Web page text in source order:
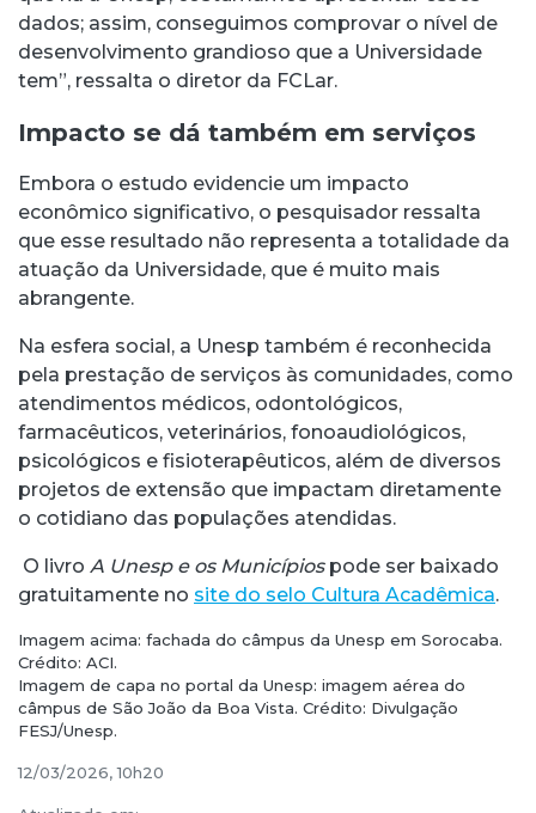
dados; assim, conseguimos comprovar o nível de
desenvolvimento grandioso que a Universidade
tem”, ressalta o diretor da FCLar.
Impacto se dá também em serviços
Embora o estudo evidencie um impacto
econômico significativo, o pesquisador ressalta
que esse resultado não representa a totalidade da
atuação da Universidade, que é muito mais
abrangente.
Na esfera social, a Unesp também é reconhecida
pela prestação de serviços às comunidades, como
atendimentos médicos, odontológicos,
farmacêuticos, veterinários, fonoaudiológicos,
psicológicos e fisioterapêuticos, além de diversos
projetos de extensão que impactam diretamente
o cotidiano das populações atendidas.
O livro A Unesp e os Municípiospode ser baixado
gratuitamente no site do selo Cultura Acadêmica.
Imagem acima: fachada do câmpus da Unesp em Sorocaba.
Crédito: ACI.
Imagem de capa no portal da Unesp: imagem aérea do
câmpus de São João da Boa Vista. Crédito: Divulgação
FESJ/Unesp.
12/03/2026, 10h20